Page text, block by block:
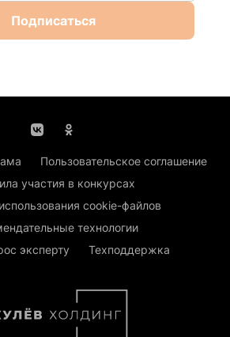
Подписаться
Пользовательское соглашение
участия в конкурсах
cookie-файлов
технологии
эксперту
Техподдержка